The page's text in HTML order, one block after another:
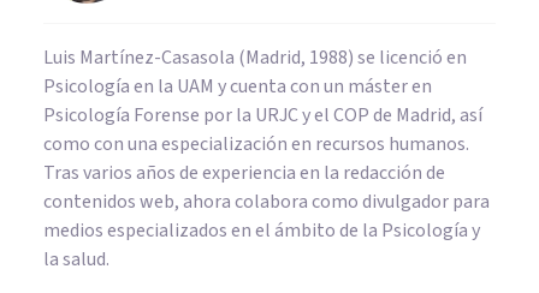
Luis Martínez-Casasola (Madrid, 1988) se licenció en
Psicología en la UAM y cuenta con un máster en
Psicología Forense por la URJC y el COP de Madrid, así
como con una especialización en recursos humanos.
Tras varios años de experiencia en la redacción de
contenidos web, ahora colabora como divulgador para
medios especializados en el ámbito de la Psicología y
la salud.